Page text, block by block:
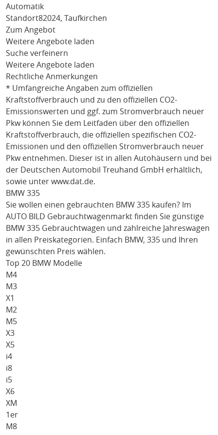
Automatik
Standort82024, Taufkirchen
Zum Angebot
Weitere Angebote laden
Suche verfeinern
Weitere Angebote laden
Rechtliche Anmerkungen
* Umfangreiche Angaben zum offiziellen
Kraftstoffverbrauch und zu den offiziellen CO2-
Emissionswerten und ggf. zum Stromverbrauch neuer
Pkw können Sie dem Leitfaden über den offiziellen
Kraftstoffverbrauch, die offiziellen spezifischen CO2-
Emissionen und den offiziellen Stromverbrauch neuer
Pkw entnehmen. Dieser ist in allen Autohäusern und bei
der Deutschen Automobil Treuhand GmbH erhältlich,
sowie unter www.dat.de.
BMW 335
Sie wollen einen gebrauchten BMW 335 kaufen? Im
AUTO BILD Gebrauchtwagenmarkt finden Sie günstige
BMW 335 Gebrauchtwagen und zahlreiche Jahreswagen
in allen Preiskategorien. Einfach BMW, 335 und Ihren
gewünschten Preis wählen.
Top 20 BMW Modelle
M4
M3
X1
M2
M5
X3
X5
i4
i8
i5
X6
XM
1er
M8